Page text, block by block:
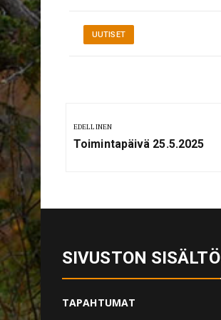
UUTISET
selaus
EDELLINEN
Previous
Toimintapäivä 25.5.2025
SIVUSTON SISÄLTÖ
TAPAHTUMAT